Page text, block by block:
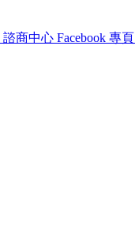
商中心 Facebook 專頁